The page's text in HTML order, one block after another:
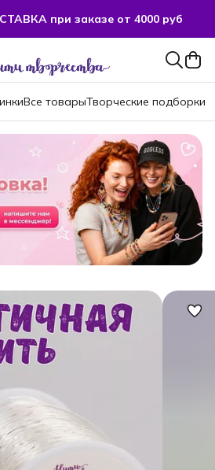
при заказе от 4000 руб
при заказе от 4000 руб
Все товарыТворческие подборки